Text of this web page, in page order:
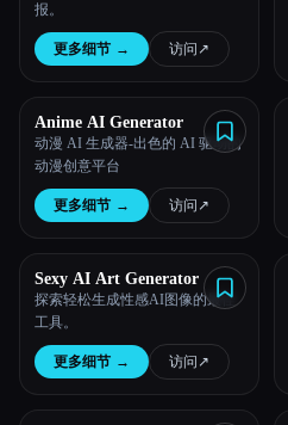
报。
更多细节 → 访问 ↗︎
Anime AI Generator
动漫 AI 生成器-出色的 AI 驱动的
动漫创意平台
更多细节 → 访问 ↗︎
Sexy AI Art Generator
探索轻松生成性感AI图像的最佳
工具。
更多细节 → 访问 ↗︎